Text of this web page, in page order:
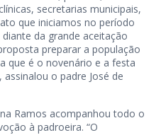
secretarias municipais,
que iniciamos no período
da grande aceitação
preparar a população
que é o novenário e a festa
assinalou o padre José de
Ramos acompanhou todo o
à padroeira. “O